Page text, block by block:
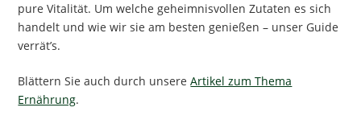
pure Vitalität. Um welche geheimnisvollen Zutaten es sich
handelt und wie wir sie am besten genießen – unser Guide
verrät’s.
Blättern Sie auch durch unsereArtikel zum Thema
Ernährung.